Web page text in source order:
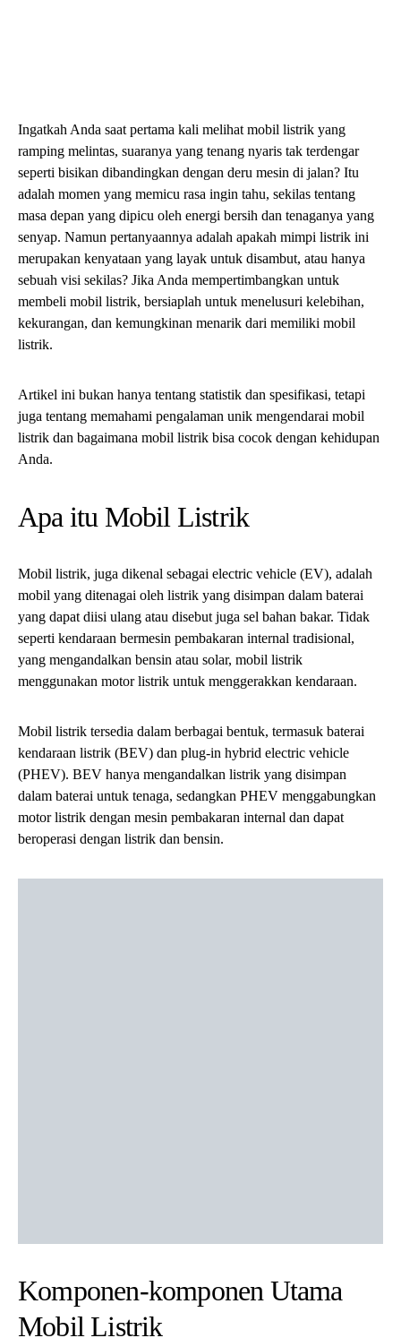
Ingatkah Anda saat pertama kali melihat mobil listrik yang
ramping melintas, suaranya yang tenang nyaris tak terdengar
seperti bisikan dibandingkan dengan deru mesin di jalan? Itu
adalah momen yang memicu rasa ingin tahu, sekilas tentang
masa depan yang dipicu oleh energi bersih dan tenaganya yang
senyap. Namun pertanyaannya adalah apakah mimpi listrik ini
merupakan kenyataan yang layak untuk disambut, atau hanya
sebuah visi sekilas? Jika Anda mempertimbangkan untuk
membeli mobil listrik, bersiaplah untuk menelusuri kelebihan,
kekurangan, dan kemungkinan menarik dari memiliki mobil
listrik.
Artikel ini bukan hanya tentang statistik dan spesifikasi, tetapi
juga tentang memahami pengalaman unik mengendarai mobil
listrik dan bagaimana mobil listrik bisa cocok dengan kehidupan
Anda.
Apa itu Mobil Listrik
Mobil listrik, juga dikenal sebagai electric vehicle (EV), adalah
mobil yang ditenagai oleh listrik yang disimpan dalam baterai
yang dapat diisi ulang atau disebut juga sel bahan bakar. Tidak
seperti kendaraan bermesin pembakaran internal tradisional,
yang mengandalkan bensin atau solar, mobil listrik
menggunakan motor listrik untuk menggerakkan kendaraan.
Mobil listrik tersedia dalam berbagai bentuk, termasuk baterai
kendaraan listrik (BEV) dan plug-in hybrid electric vehicle
(PHEV). BEV hanya mengandalkan listrik yang disimpan
dalam baterai untuk tenaga, sedangkan PHEV menggabungkan
motor listrik dengan mesin pembakaran internal dan dapat
beroperasi dengan listrik dan bensin.
Komponen-komponen Utama
Mobil Listrik